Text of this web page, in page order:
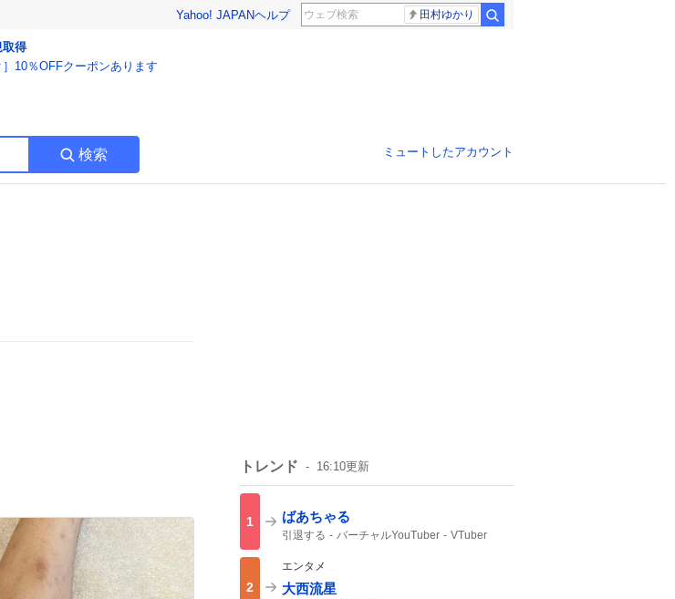
Yahoo! JAPANヘルプ 田村ゆかり
取得
］10％OFFクーポンあります
検索 ミュートしたアカウント
トレンド 16:10更新
1 ばあちゃる
引退する バーチャルYouTuber VTuber
2
エンタメ
大西流星